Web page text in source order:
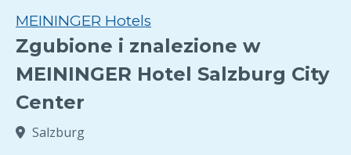
MEININGER Hotels
Zgubione i znalezione w
MEININGER Hotel Salzburg City
Center
Salzburg